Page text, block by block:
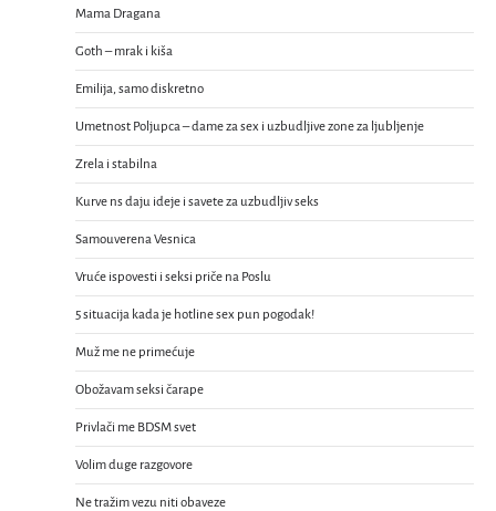
Mama Dragana
Goth – mrak i kiša
Emilija, samo diskretno
Umetnost Poljupca – dame za sex i uzbudljive zone za ljubljenje
Zrela i stabilna
Kurve ns daju ideje i savete za uzbudljiv seks
Samouverena Vesnica
Vruće ispovesti i seksi priče na Poslu
5 situacija kada je hotline sex pun pogodak!
Muž me ne primećuje
Obožavam seksi čarape
Privlači me BDSM svet
Volim duge razgovore
Ne tražim vezu niti obaveze